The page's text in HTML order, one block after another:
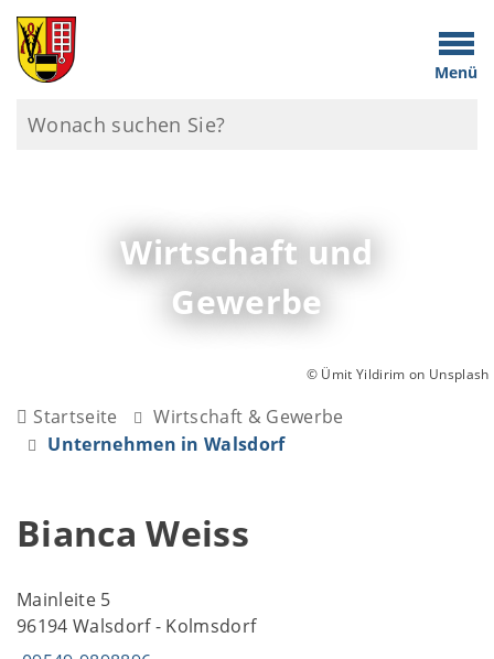
Menü
Wirtschaft und
Gewerbe
© Ümit Yildirim on Unsplash
Startseite
Wirtschaft & Gewerbe
Unternehmen in Walsdorf
Bianca Weiss
Mainleite 5
96194 Walsdorf - Kolmsdorf